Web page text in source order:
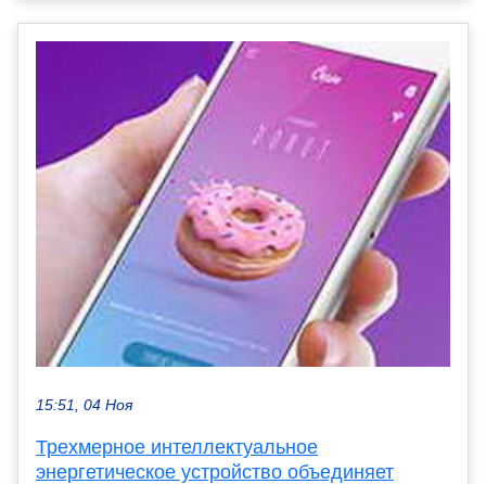
15:51, 04 Ноя
Трехмерное интеллектуальное
энергетическое устройство объединяет